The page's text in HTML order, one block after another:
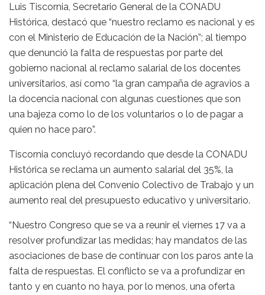
Luis Tiscornia, Secretario General de la CONADU
Histórica, destacó que “nuestro reclamo es nacional y es
con el Ministerio de Educación de la Nación”; al tiempo
que denunció la falta de respuestas por parte del
gobierno nacional al reclamo salarial de los docentes
universitarios, así como “la gran campaña de agravios a
la docencia nacional con algunas cuestiones que son
una bajeza como lo de los voluntarios o lo de pagar a
quien no hace paro”.
Tiscornia concluyó recordando que desde la CONADU
Histórica se reclama un aumento salarial del 35%, la
aplicación plena del Convenio Colectivo de Trabajo y un
aumento real del presupuesto educativo y universitario.
“Nuestro Congreso que se va a reunir el viernes 17 va a
resolver profundizar las medidas; hay mandatos de las
asociaciones de base de continuar con los paros ante la
falta de respuestas. El conflicto se va a profundizar en
tanto y en cuanto no haya, por lo menos, una oferta